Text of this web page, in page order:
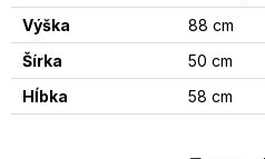
Výška
88 cm
Šírka
50 cm
Hĺbka
58 cm